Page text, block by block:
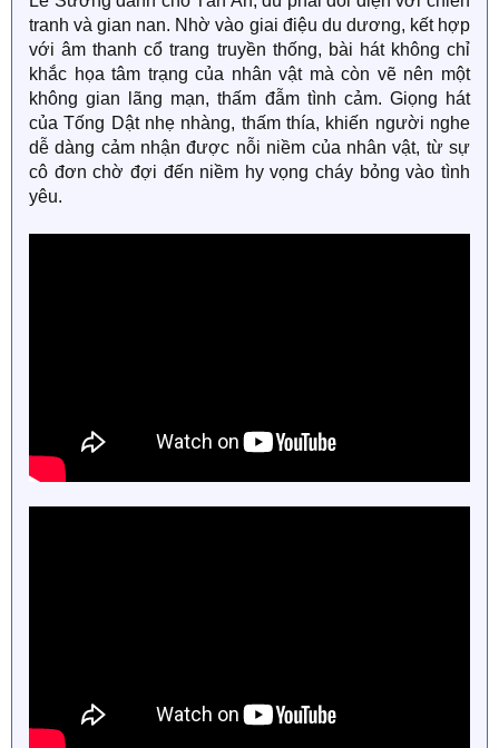
tranh và gian nan. Nhờ vào giai điệu du dương, kết hợp
với âm thanh cổ trang truyền thống, bài hát không chỉ
khắc họa tâm trạng của nhân vật mà còn vẽ nên một
không gian lãng mạn, thấm đẫm tình cảm. Giọng hát
của Tống Dật nhẹ nhàng, thấm thía, khiến người nghe
dễ dàng cảm nhận được nỗi niềm của nhân vật, từ sự
cô đơn chờ đợi đến niềm hy vọng cháy bỏng vào tình
yêu.